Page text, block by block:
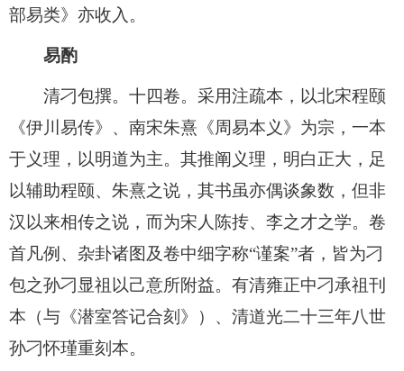
部易类》亦收入。
易酌
清刁包撰。十四卷。采用注疏本，以北宋程颐
《伊川易传》、南宋朱熹《周易本义》为宗，一本
于义理，以明道为主。其推阐义理，明白正大，足
以辅助程颐、朱熹之说，其书虽亦偶谈象数，但非
汉以来相传之说，而为宋人陈抟、李之才之学。卷
首凡例、杂卦诸图及卷中细字称“谨案”者，皆为刁
包之孙刁显祖以己意所附益。有清雍正中刁承祖刊
本（与《潜室答记合刻》）、清道光二十三年八世
孙刁怀瑾重刻本。